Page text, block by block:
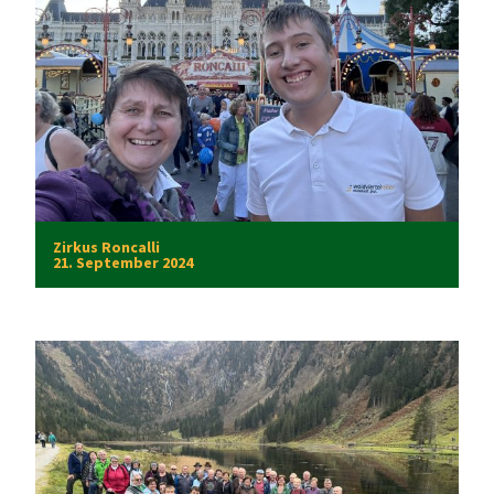
Zirkus Roncalli
21. September 2024